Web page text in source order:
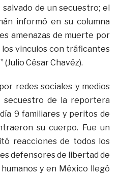
de un secuestro; el
informó en su columna
amenazas de muerte por
vinculos con tráficantes
(Julio César Chavéz).
redes sociales y medios
secuestro de la reportera
9 familiares y peritos de
su cuerpo. Fue un
reacciones de todos los
defensores de libertad de
y en México llegó